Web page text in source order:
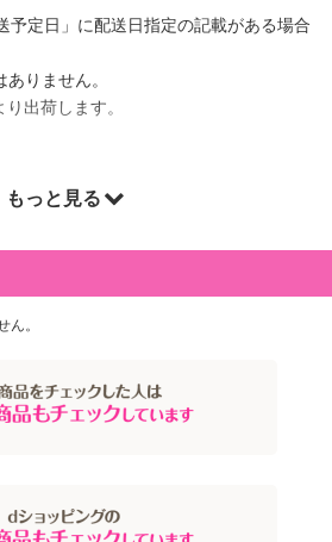
予定日」に配送日指定の記載がある場合
りません。
出荷します。
もっと見る
。